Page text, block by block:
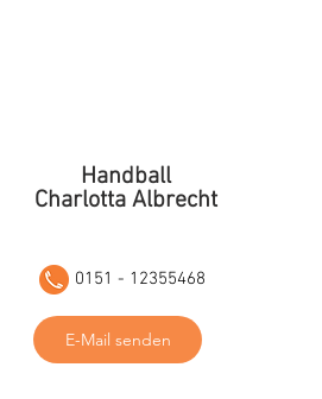
Handball
Charlotta Albrecht
0151 - 12355468
E-Mail senden